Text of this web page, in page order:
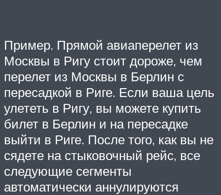
Пример. Прямой авиаперелет из
Москвы в Ригу стоит дороже, чем
перелет из Москвы в Берлин с
пересадкой в Риге. Если ваша цель
улететь в Ригу, вы можете купить
билет в Берлин и на пересадке
выйти в Риге. После того, как вы не
сядете на стыковочный рейс, все
следующие сегменты
автоматически аннулируются